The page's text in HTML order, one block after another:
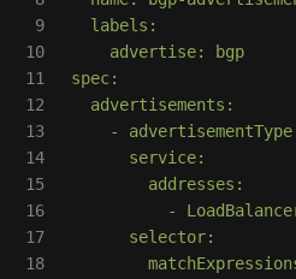
9
10
11
12
13
14
15
16
17
18
  labels:
    advertise: bgp
spec:
  advertisements:
-
      service:
        addresses:
-